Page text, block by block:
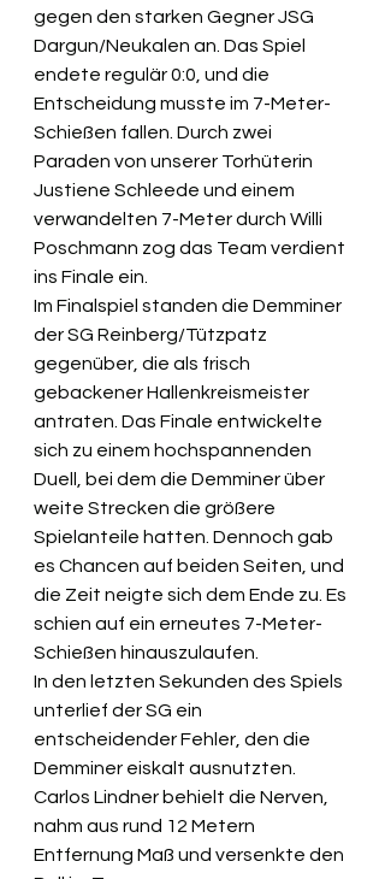
gegen den starken Gegner JSG
Dargun/Neukalen an. Das Spiel
endete regulär 0:0, und die
Entscheidung musste im 7-Meter-
Schießen fallen. Durch zwei
Paraden von unserer Torhüterin
Justiene Schleede und einem
verwandelten 7-Meter durch Willi
Poschmann zog das Team verdient
ins Finale ein.
Im Finalspiel standen die Demminer
der SG Reinberg/Tützpatz
gegenüber, die als frisch
gebackener Hallenkreismeister
antraten. Das Finale entwickelte
sich zu einem hochspannenden
Duell, bei dem die Demminer über
weite Strecken die größere
Spielanteile hatten. Dennoch gab
es Chancen auf beiden Seiten, und
die Zeit neigte sich dem Ende zu. Es
schien auf ein erneutes 7-Meter-
Schießen hinauszulaufen.
In den letzten Sekunden des Spiels
unterlief der SG ein
entscheidender Fehler, den die
Demminer eiskalt ausnutzten.
Carlos Lindner behielt die Nerven,
nahm aus rund 12 Metern
Entfernung Maß und versenkte den